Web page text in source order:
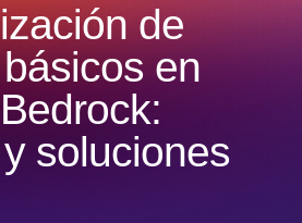
de
en
soluciones